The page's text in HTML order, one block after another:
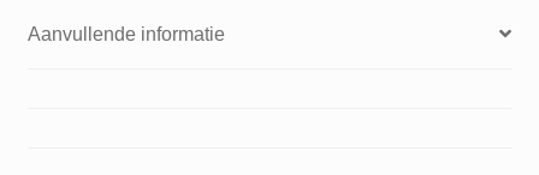
Aanvullende informatie